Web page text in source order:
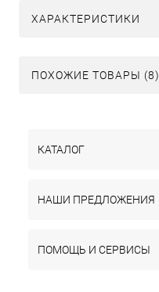
ХАРАКТЕРИСТИКИ
ПОХОЖИЕ ТОВАРЫ (8)
КАТАЛОГ
НАШИ ПРЕДЛОЖЕНИЯ
ПОМОЩЬ И СЕРВИСЫ